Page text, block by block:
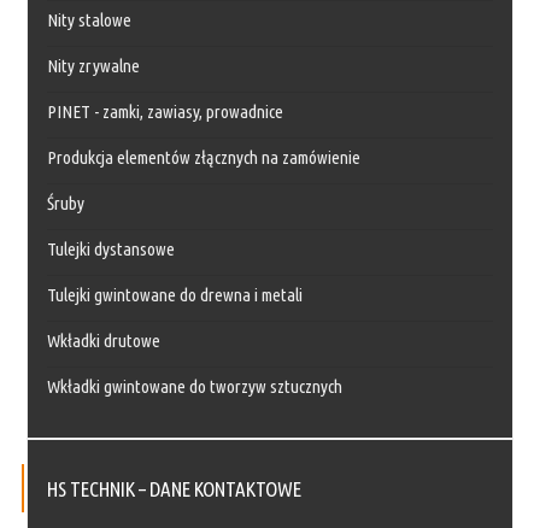
Nity stalowe
Nity zrywalne
PINET - zamki, zawiasy, prowadnice
Produkcja elementów złącznych na zamówienie
Śruby
Tulejki dystansowe
Tulejki gwintowane do drewna i metali
Wkładki drutowe
Wkładki gwintowane do tworzyw sztucznych
HS TECHNIK – DANE KONTAKTOWE